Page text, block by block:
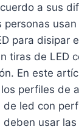
a sus
para disipar
tiras de LED
En este
perfiles de
de led con
deben usar